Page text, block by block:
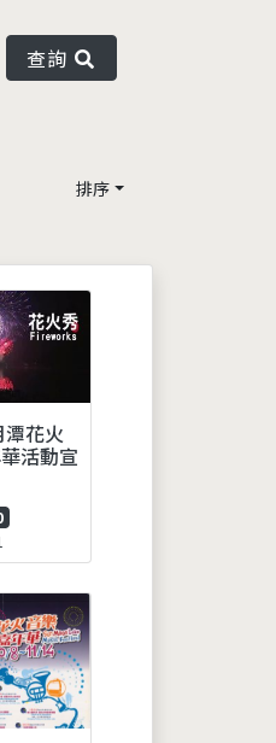
查詢
排序
潭花火
活動宣